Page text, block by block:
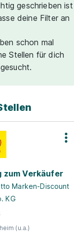
geschrieben ist
deine Filter an
schon mal
Stellen für dich
zum Verkäufer
Marken-Discount
KG
(u.a.)